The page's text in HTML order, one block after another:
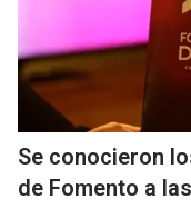
Se conocieron
de Fomento a